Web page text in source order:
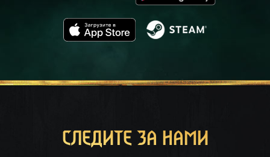
СЛЕДИТЕ ЗА НАМИ